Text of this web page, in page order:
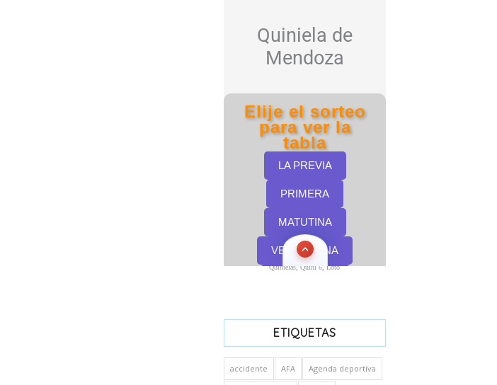
Quinielas, Quini 6, Loto
ETIQUETAS
accidente AFA Agenda deportiva